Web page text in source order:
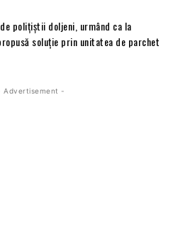
poliţiştii doljeni, urmând ca la
soluție prin unitatea de parchet
Advertisement -